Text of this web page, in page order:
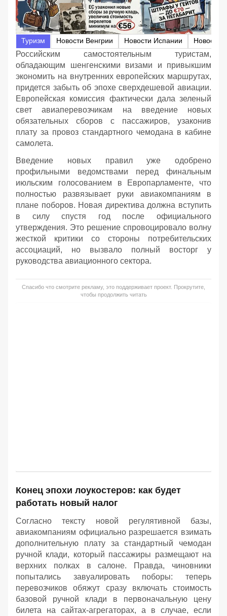
Туризм Новости Венгрии Новости Испании Новости
Российским самостоятельным туристам,
обладающим шенгенскими визами и привыкшим
экономить на внутренних европейских маршрутах,
придется забыть об эпохе сверхдешевой авиации.
Европейская комиссия фактически дала зеленый
свет авиаперевозчикам на введение новых
обязательных сборов с пассажиров, узаконив
плату за провоз стандартного чемодана в кабине
самолета.
Введение новых правил уже одобрено
профильными ведомствами перед финальным
июльским голосованием в Европарламенте, что
полностью развязывает руки авиакомпаниям в
плане поборов. Новая директива должна вступить
в силу спустя год после официального
утверждения. Это решение спровоцировало волну
жесткой критики со стороны потребительских
ассоциаций, но вызвало полный восторг у
руководства авиационного сектора.
Спасибо что смотрите рекламу, это поддерживает проект. Прокрутите,
чтобы продолжить читать
Конец эпохи лоукостеров: как будет
работать новый налог
Согласно тексту новой регулятивной базы,
авиакомпаниям официально разрешается взимать
дополнительную плату за стандартный чемодан
ручной клади, который пассажиры размещают на
верхних полках в салоне. Правда, чиновники
попытались завуалировать поборы: теперь
перевозчиков обяжут сразу включать стоимость
базовой ручной клади в первоначальную цену
билета на сайтах-агрегаторах, а в случае, если